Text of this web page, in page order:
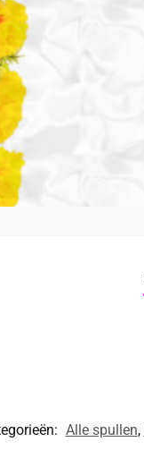
Alle spullen,